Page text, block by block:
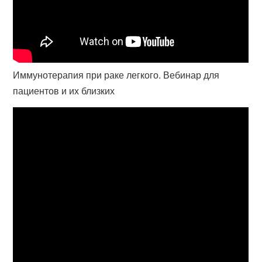
Иммунотерапия при раке легкого. Вебинар для
пациентов и их близких